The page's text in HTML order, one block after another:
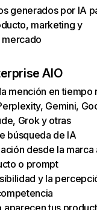
generados por IA
marketing y
AIO
mención en tiempo
Gemini,
Grok y otras
búsqueda de IA
desde la marca
o prompt
y la
aparecen tus